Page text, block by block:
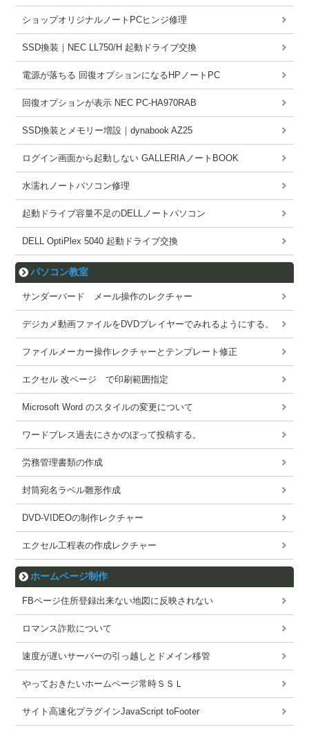
ショップオリジナルノートPCヒンジ修理
SSD換装｜NEC LL750/H 起動ドライブ交換
電源が落ちる 回復オプションになるHPノートPC
回復オプションが表示 NEC PC-HA970RAB
SSD換装とメモリー増設｜dynabook AZ25
ログイン画面から起動しない GALLERIAノートBOOK
水濡れノートパソコン修理
起動ドライブ容量不足のDELLノートパソコン
DELL OptiPlex 5040 起動ドライブ交換
パソコン教室
サンダーバード メール操作のレクチャー
デジカメ動画ファイルをDVDプレイヤーでみれるようにする。
ファイルメーカー操作レクチャーとテンプレート修正
エクセル 改ページ で印刷範囲指定
Microsoft Word のスタイルの変更について
ワードブレス過去にさかのぼって投稿する。
労務管理書類の作成
封筒宛名ラベル雛形作成
DVD-VIDEOの制作レクチャー
エクセル工程表の作成レクチャー
ホームページ制作
FBページ住所登録出来ない地図に反映されない
ロマンス詐欺について
速度が遅いサーバーの引っ越しとドメイン移管
やっておきたいホームページ常時ＳＳＬ
サイト高速化プラグインJavaScript toFooter